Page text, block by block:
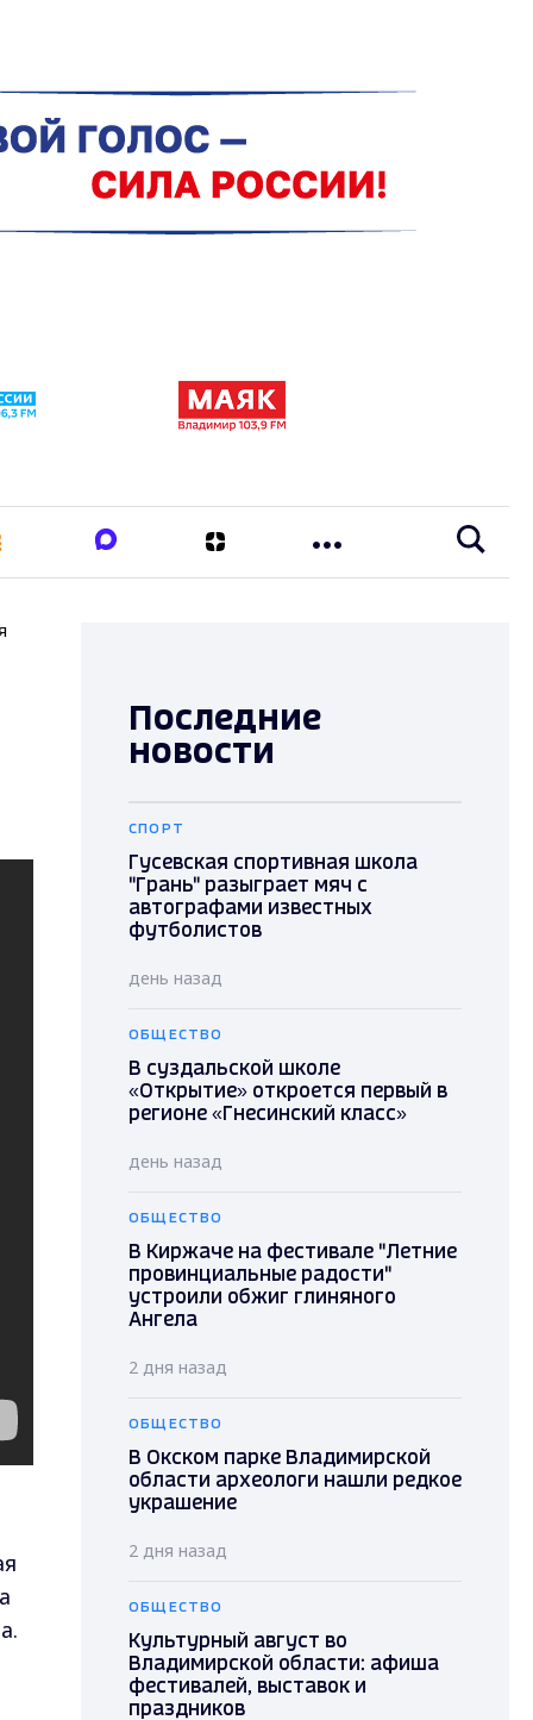
Последние
новости
СПОРТ
Гусевская спортивная школа
"Грань" разыграет мяч с
автографами известных
футболистов
день назад
ОБЩЕСТВО
В суздальской школе
«Открытие» откроется первый в
регионе «Гнесинский класс»
день назад
ОБЩЕСТВО
В Киржаче на фестивале "Летние
провинциальные радости"
устроили обжиг глиняного
Ангела
2 дня назад
ОБЩЕСТВО
В Окском парке Владимирской
области археологи нашли редкое
украшение
2 дня назад
ОБЩЕСТВО
Культурный август во
Владимирской области: афиша
фестивалей, выставок и
праздников